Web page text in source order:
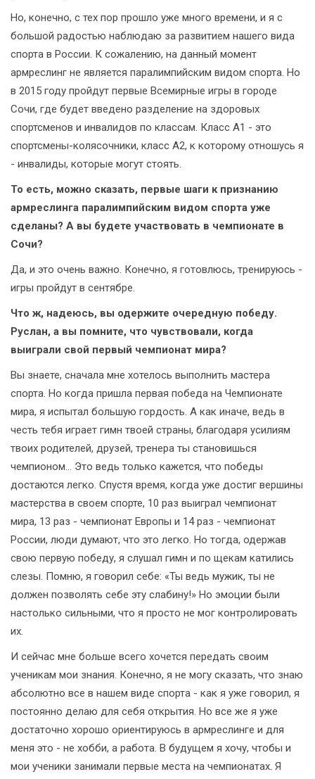
Но, конечно, с тех пор прошло уже много времени, и я с
большой радостью наблюдаю за развитием нашего вида
спорта в России. К сожалению, на данный момент
армреслинг не является паралимпийским видом спорта. Но
в 2015 году пройдут первые Всемирные игры в городе
Сочи, где будет введено разделение на здоровых
спортсменов и инвалидов по классам. Класс А1 - это
спортсмены-колясочники, класс А2, к которому отношусь я
- инвалиды, которые могут стоять.
То есть, можно сказать, первые шаги к признанию
армреслинга паралимпийским видом спорта уже
сделаны? А вы будете участвовать в чемпионате в
Сочи?
Да, и это очень важно. Конечно, я готовлюсь, тренируюсь -
игры пройдут в сентябре.
Что ж, надеюсь, вы одержите очередную победу.
Руслан, а вы помните, что чувствовали, когда
выиграли свой первый чемпионат мира?
Вы знаете, сначала мне хотелось выполнить мастера
спорта. Но когда пришла первая победа на Чемпионате
мира, я испытал большую гордость. А как иначе, ведь в
честь тебя играет гимн твоей страны, благодаря усилиям
твоих родителей, друзей, тренера ты становишься
чемпионом... Это ведь только кажется, что победы
достаются легко. Спустя время, когда уже достиг вершины
мастерства в своем спорте, 10 раз выиграл чемпионат
мира, 13 раз - чемпионат Европы и 14 раз - чемпионат
России, люди думают, что это легко. Но тогда, одержав
свою первую победу, я слушал гимн и по щекам катились
слезы. Помню, я говорил себе: «Ты ведь мужик, ты не
должен позволять себе эту слабину!» Но эмоции были
настолько сильными, что я просто не мог контролировать
их.
И сейчас мне больше всего хочется передать своим
ученикам мои знания. Конечно, я не могу сказать, что знаю
абсолютно все в нашем виде спорта - как я уже говорил, я
постоянно делаю для себя открытия. Но все же я уже
достаточно хорошо ориентируюсь в армреслинге и для
меня это - не хобби, а работа. В будущем я хочу, чтобы и
мои ученики занимали первые места на чемпионатах. Я